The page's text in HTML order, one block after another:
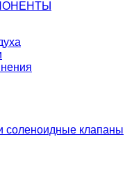
соленоидные клапаны